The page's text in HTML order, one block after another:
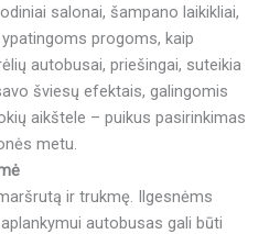
salonai, šampano laikikliai,
progoms, kaip
autobusai, priešingai, suteikia
šviesų efektais, galingomis
aikštele – puikus pasirinkimas
metu.
ir trukmę. Ilgesnėms
autobusas gali būti